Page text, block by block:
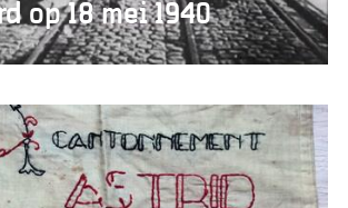
op 18 mei 1940